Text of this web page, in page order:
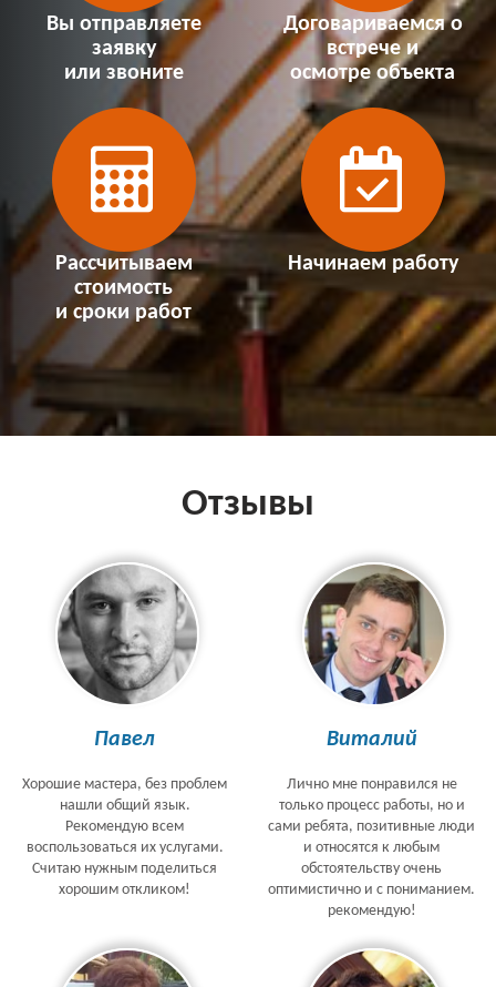
Вы отправляете
заявку
или звоните
Договариваемся о
встрече и
осмотре объекта
Рассчитываем
стоимость
и сроки работ
Начинаем работу
Отзывы
Павел
Хорошие мастера, без проблем
нашли общий язык.
Рекомендую всем
воспользоваться их услугами.
Считаю нужным поделиться
хорошим откликом!
Виталий
Лично мне понравился не
только процесс работы, но и
сами ребята, позитивные люди
и относятся к любым
обстоятельству очень
оптимистично и с пониманием.
рекомендую!